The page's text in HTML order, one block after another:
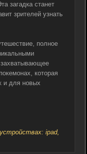
загадка станет
зрителей узнать
полное
которая
и для новых
ipad,